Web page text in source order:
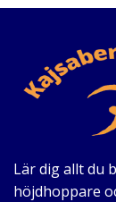
Lär dig allt du
höjdhoppare